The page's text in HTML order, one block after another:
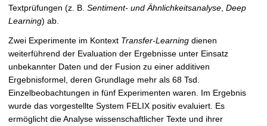
Textprüfungen (z. B. Sentiment- und Ähnlichkeitsanalyse Deep
Learning) ab.
Zwei Experimente im Kontext Transfer-Learning dienen
weiterführend der Evaluation der Ergebnisse unter Einsatz
unbekannter Daten und der Fusion zu einer additiven
Ergebnisformel, deren Grundlage mehr als 68 Tsd.
Einzelbeobachtungen in fünf Experimenten waren. Im Ergebnis
wurde das vorgestellte System FELIX positiv evaluiert. Es
ermöglicht die Analyse wissenschaftlicher Texte und ihrer